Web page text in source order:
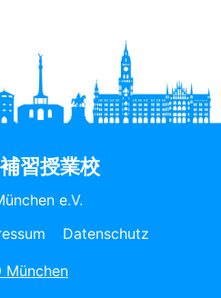
習授業校
e.V.
Datenschutz
München